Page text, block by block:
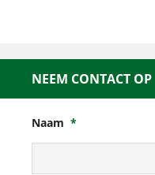
NEEM CONTACT OP
Naam *